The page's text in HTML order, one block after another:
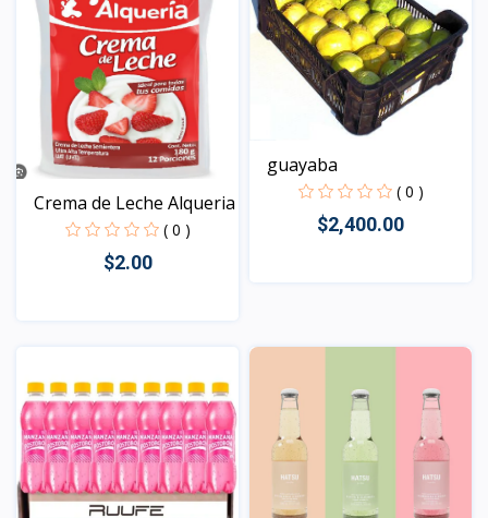
Crema de Leche Alqueria
( 0 )
$2.00
guayaba
( 0 )
$2,400.00